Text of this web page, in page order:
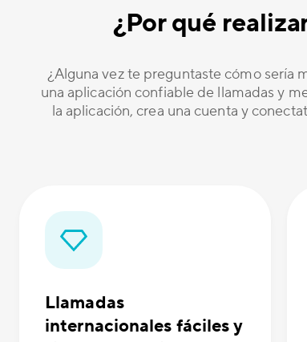
¿Por qué
¿Alguna vez te preguntaste cómo sería
una aplicación confiable de llamadas y
la aplicación, crea una cuenta y
Llamadas
internacionales fáciles y